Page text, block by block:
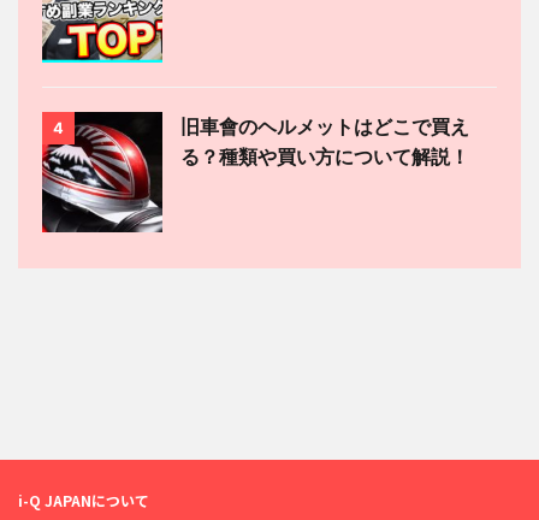
4
旧車會のヘルメットはどこで買え
る？種類や買い方について解説！
i-Q JAPANについて